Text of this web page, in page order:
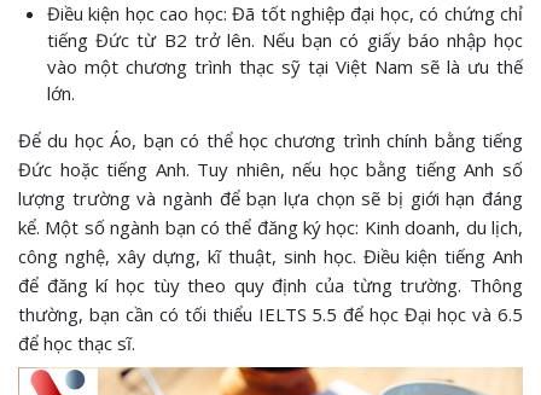
Điều kiện học cao học: Đã tốt nghiệp đại học, có chứng chỉ
tiếng Đức từ B2 trở lên. Nếu bạn có giấy báo nhập học
vào một chương trình thạc sỹ tại Việt Nam sẽ là ưu thế
lớn.
Để du học Áo, bạn có thể học chương trình chính bằng tiếng
Đức hoặc tiếng Anh. Tuy nhiên, nếu học bằng tiếng Anh số
lượng trường và ngành để bạn lựa chọn sẽ bị giới hạn đáng
kể. Một số ngành bạn có thể đăng ký học: Kinh doanh, du lịch,
công nghệ, xây dựng, kĩ thuật, sinh học. Điều kiện tiếng Anh
để đăng kí học tùy theo quy định của từng trường. Thông
thường, bạn cần có tối thiểu IELTS 5.5 để học Đại học và 6.5
để học thạc sĩ.